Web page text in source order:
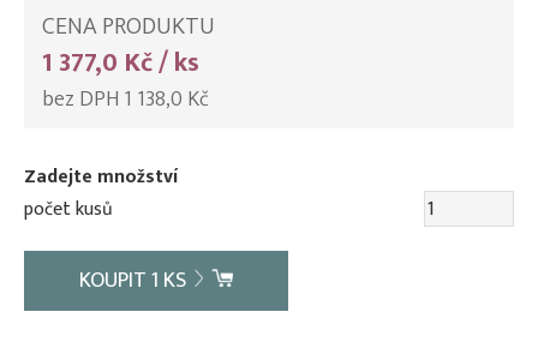
CENA PRODUKTU
1 377,0 Kč / ks
bez DPH 1 138,0 Kč
Zadejte množství
počet kusů
KOUPIT1 KS